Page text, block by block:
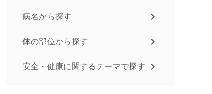
病名から探す
体の部位から探す
安全・健康に関するテーマで探す